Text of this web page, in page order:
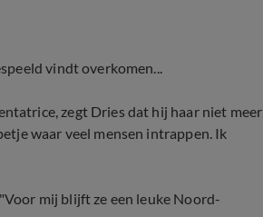
vindt overkomen...
zegt Dries dat hij haar niet meer
waar veel mensen intrappen. Ik
Voor mij blijft ze een leuke Noord-